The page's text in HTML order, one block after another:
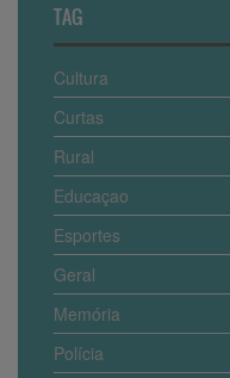
TAG
Cultura
Curtas
Rural
Educaçao
Esportes
Geral
Memória
Polícia